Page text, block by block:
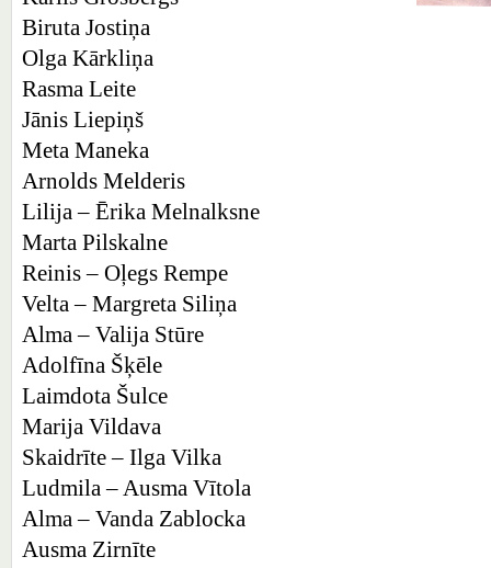
Biruta Jostiņa
Olga Kārkliņa
Rasma Leite
Jānis Liepiņš
Meta Maneka
Arnolds Melderis
Lilija – Ērika Melnalksne
Marta Pilskalne
Reinis – Oļegs Rempe
Velta – Margreta Siliņa
Alma – Valija Stūre
Adolfīna Šķēle
Laimdota Šulce
Marija Vildava
Skaidrīte – Ilga Vilka
Ludmila – Ausma Vītola
Alma – Vanda Zablocka
Ausma Zirnīte